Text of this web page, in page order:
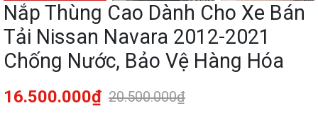
Nắp Thùng Cao Dành Cho Xe Bán
Tải Nissan Navara 2012-2021
Chống Nước, Bảo Vệ Hàng Hóa
16.500.000₫ 20.500.000₫